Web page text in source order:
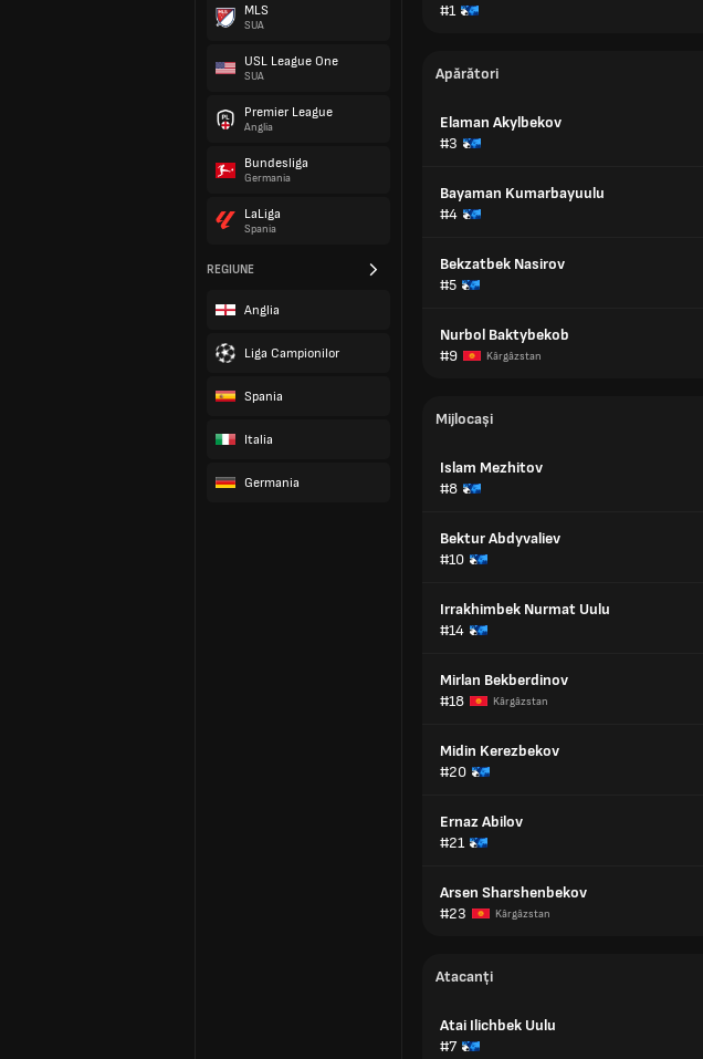
MLS
SUA
USL League One
SUA
Premier League
Anglia
Bundesliga
Germania
LaLiga
Spania
REGIUNE
Anglia
Liga Campionilor
Spania
Italia
Germania
#1
Apărători
Elaman Akylbekov
#3
Bayaman Kumarbayuulu
#4
Bekzatbek Nasirov
#5
Nurbol Baktybekob
#9
Kârgâzstan
Mijlocași
Islam Mezhitov
#8
Bektur Abdyvaliev
#10
Irrakhimbek Nurmat Uulu
#14
Mirlan Bekberdinov
#18
Kârgâzstan
Midin Kerezbekov
#20
Ernaz Abilov
#21
Arsen Sharshenbekov
#23
Kârgâzstan
Atacanți
Atai Ilichbek Uulu
#7